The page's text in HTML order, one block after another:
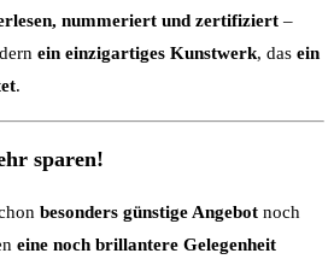
nummeriert und zertifiziert –
ein einzigartiges Kunstwerk, das ein
.
sparen!
besonders günstige Angebot noch
eine noch brillantere Gelegenheit